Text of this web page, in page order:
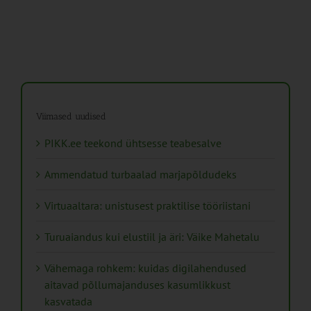
Viimased uudised
PIKK.ee teekond ühtsesse teabesalve
Ammendatud turbaalad marjapõldudeks
Virtuaaltara: unistusest praktilise tööriistani
Turuaiandus kui elustiil ja äri: Väike Mahetalu
Vähemaga rohkem: kuidas digilahendused
aitavad põllumajanduses kasumlikkust
kasvatada